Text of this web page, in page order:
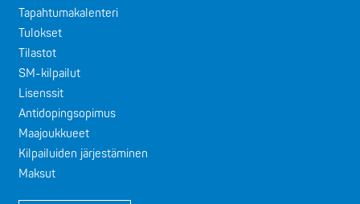
Tapahtumakalenteri
Tulokset
Tilastot
SM-kilpailut
Lisenssit
Antidopingsopimus
Maajoukkueet
Kilpailuiden järjestäminen
Maksut